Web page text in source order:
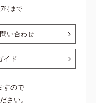
時まで
い合わせ
イド
すので
さい。